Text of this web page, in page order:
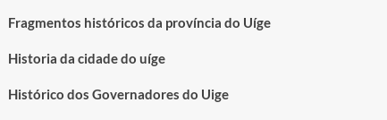
Fragmentos históricos da província do Uíge
Historia da cidade do uíge
Histórico dos Governadores do Uige